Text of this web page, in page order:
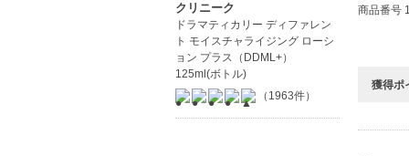
商品番号
獲得ポ
クリニーク
ドラマティカリー ディファレン
ト モイスチャライジング ローシ
ョン プラス（DDML+）
125ml(ボトル)
（1963件）